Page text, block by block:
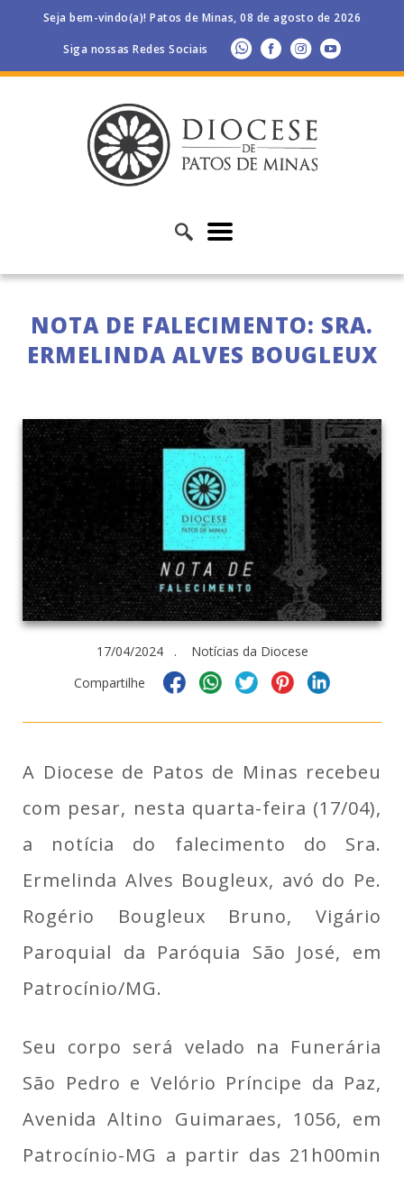
Seja bem-vindo(a)! Patos de Minas, 08 de agosto de 2026
Siga nossas Redes Sociais
NOTA DE FALECIMENTO: SRA.
ERMELINDA ALVES BOUGLEUX
17/04/2024 . Notícias da Diocese
Compartilhe
A Diocese de Patos de Minas recebeu
com pesar, nesta quarta-feira (17/04),
a notícia do falecimento do Sra.
Ermelinda Alves Bougleux, avó do Pe.
Rogério Bougleux Bruno, Vigário
Paroquial da Paróquia São José, em
Patrocínio/MG.
Seu corpo será velado na Funerária
São Pedro e Velório Príncipe da Paz,
Avenida Altino Guimaraes, 1056, em
Patrocínio-MG a partir das 21h00min